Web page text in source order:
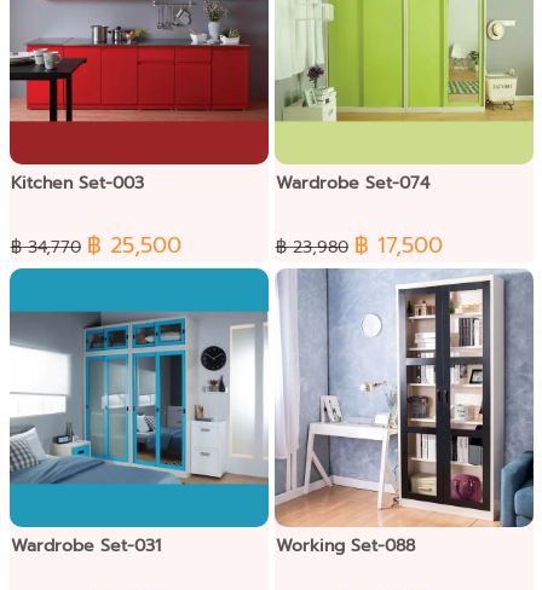
Kitchen Set-003
฿ 34,770 ฿ 25,500
Wardrobe Set-074
฿ 23,980 ฿ 17,500
Wardrobe Set-031 Working Set-088